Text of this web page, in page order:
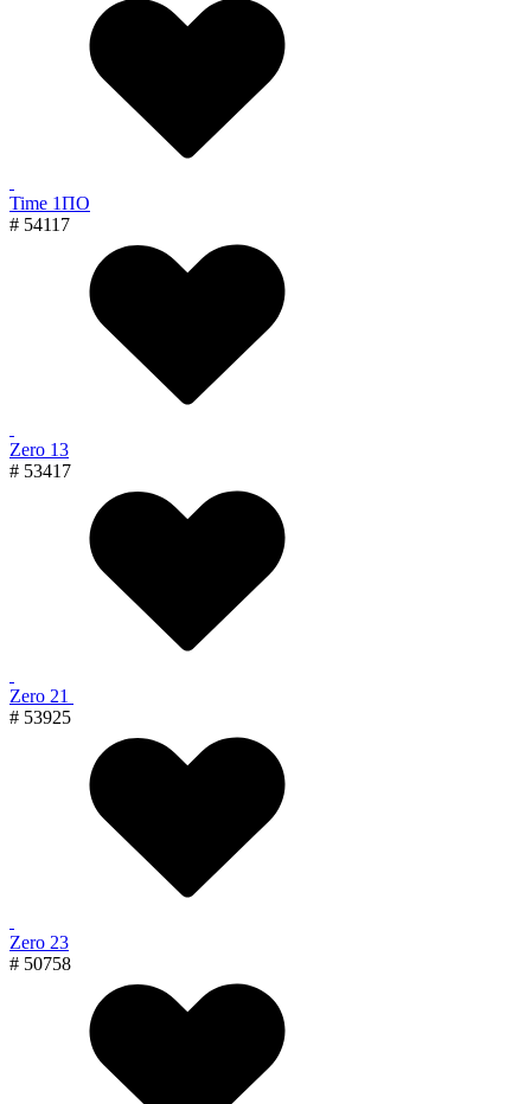
Time 1ПО
# 54117
Zero 13
# 53417
Zero 21
# 53925
Zero 23
# 50758